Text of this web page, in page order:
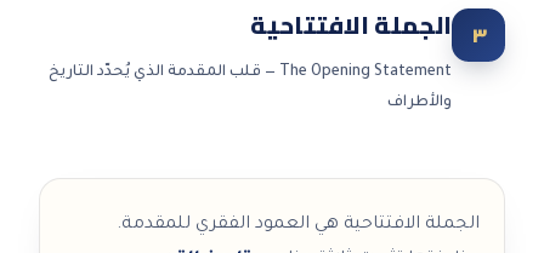
٣ الجملة الافتتاحية
The Opening Statement — قلب المقدمة الذي يُحدّد التاريخ
والأطراف
الجملة الافتتاحية هي العمود الفقري للمقدمة.